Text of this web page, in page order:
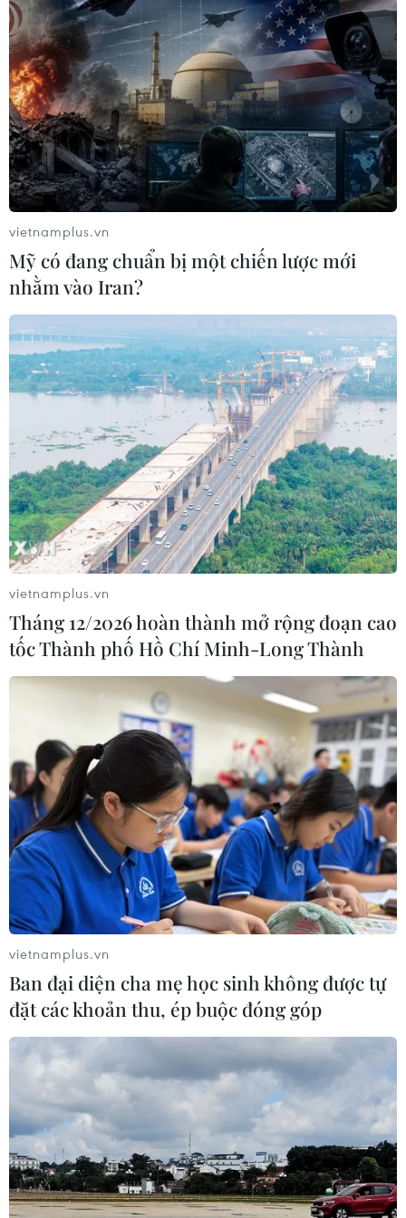
TIN CÙNG CHUYÊN MỤC
59 năm ASEAN: Đoàn kết là “lợi thế
cạnh tranh” đặc biệt của Hiệp hội
07/08/2026 12:00
Hạ tầng AI - động lực tăng trưởng
mới của Đông Nam Á
vietnamplus.vn
Mỹ có đang chuẩn bị một chiến lược mới
nhằm vào Iran?
vietnamplus.vn
Tháng 12/2026 hoàn thành mở rộng đoạn cao
tốc Thành phố Hồ Chí Minh-Long Thành
vietnamplus.vn
Ban đại diện cha mẹ học sinh không được tự
đặt các khoản thu, ép buộc đóng góp